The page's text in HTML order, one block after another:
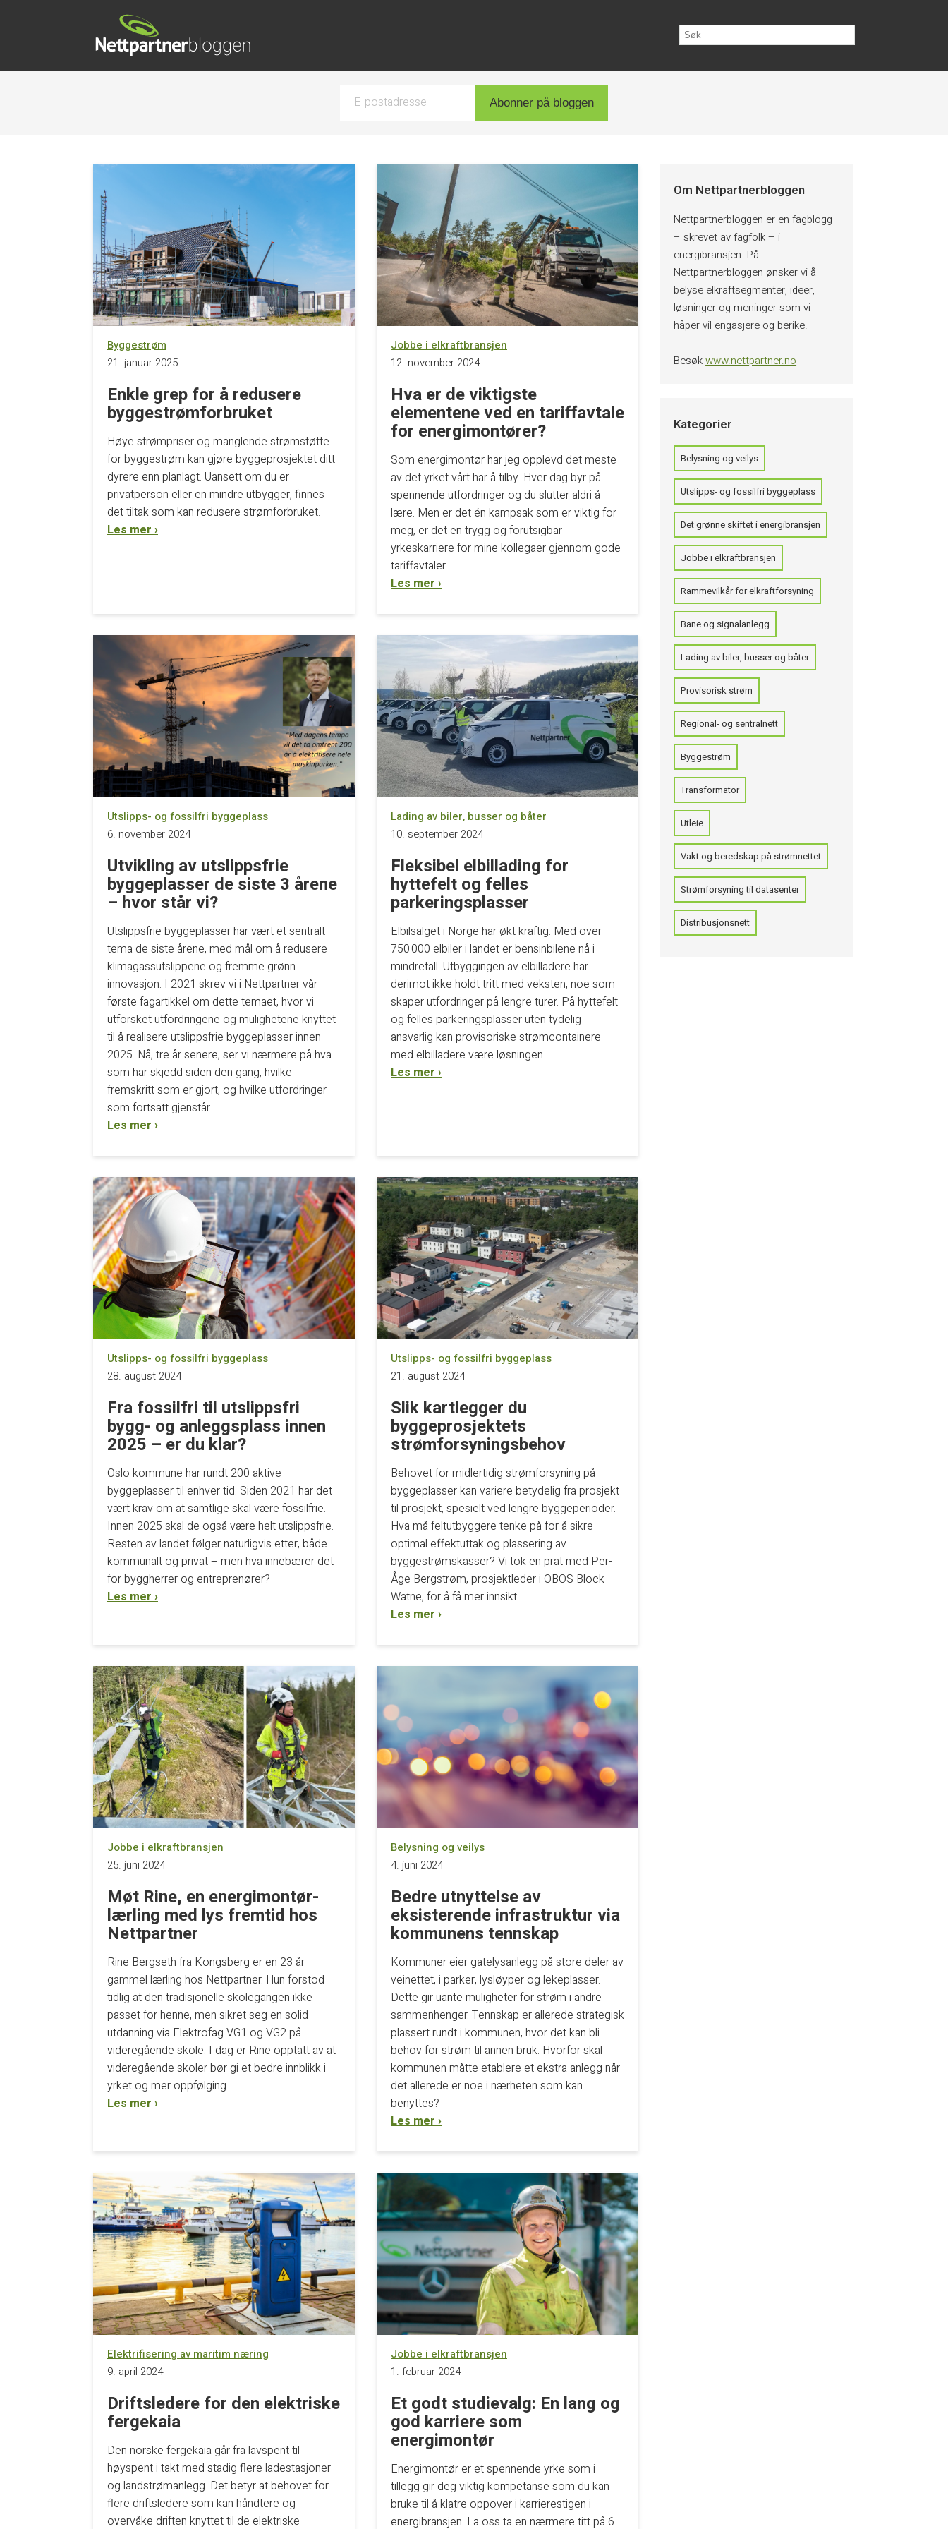
E-postadresse Abonner på bloggen
Byggestrøm
21. januar 2025
Enkle grep for å redusere
byggestrømforbruket
Høye strømpriser og manglende strømstøtte
for byggestrøm kan gjøre byggeprosjektet ditt
dyrere enn planlagt. Uansett om du er
privatperson eller en mindre utbygger, finnes
det tiltak som kan redusere strømforbruket.
Les mer ›
Jobbe i elkraftbransjen
12. november 2024
Hva er de viktigste
elementene ved en tariffavtale
for energimontører?
Som energimontør har jeg opplevd det meste
av det yrket vårt har å tilby. Hver dag byr på
spennende utfordringer og du slutter aldri å
lære. Men er det én kampsak som er viktig for
meg, er det en trygg og forutsigbar
yrkeskarriere for mine kollegaer gjennom gode
tariffavtaler.
Les mer ›
Utslipps- og fossilfri byggeplass
6. november 2024
Utvikling av utslippsfrie
byggeplasser de siste 3 årene
– hvor står vi?
Utslippsfrie byggeplasser har vært et sentralt
tema de siste årene, med mål om å redusere
klimagassutslippene og fremme grønn
innovasjon. I 2021 skrev vi i Nettpartner vår
første fagartikkel om dette temaet, hvor vi
utforsket utfordringene og mulighetene knyttet
til å realisere utslippsfrie byggeplasser innen
2025. Nå, tre år senere, ser vi nærmere på hva
som har skjedd siden den gang, hvilke
fremskritt som er gjort, og hvilke utfordringer
som fortsatt gjenstår.
Les mer ›
Lading av biler, busser og båter
10. september 2024
Fleksibel elbillading for
hyttefelt og felles
parkeringsplasser
Elbilsalget i Norge har økt kraftig. Med over
750 000 elbiler i landet er bensinbilene nå i
mindretall. Utbyggingen av elbilladere har
derimot ikke holdt tritt med veksten, noe som
skaper utfordringer på lengre turer. På hyttefelt
og felles parkeringsplasser uten tydelig
ansvarlig kan provisoriske strømcontainere
med elbilladere være løsningen.
Les mer ›
Utslipps- og fossilfri byggeplass
28. august 2024
Fra fossilfri til utslippsfri
bygg- og anleggsplass innen
2025 – er du klar?
Oslo kommune har rundt 200 aktive
byggeplasser til enhver tid. Siden 2021 har det
vært krav om at samtlige skal være fossilfrie.
Innen 2025 skal de også være helt utslippsfrie.
Resten av landet følger naturligvis etter, både
kommunalt og privat – men hva innebærer det
for byggherrer og entreprenører?
Les mer ›
Utslipps- og fossilfri byggeplass
21. august 2024
Slik kartlegger du
byggeprosjektets
strømforsyningsbehov
Behovet for midlertidig strømforsyning på
byggeplasser kan variere betydelig fra prosjekt
til prosjekt, spesielt ved lengre byggeperioder.
Hva må feltutbyggere tenke på for å sikre
optimal effektuttak og plassering av
byggestrømskasser? Vi tok en prat med Per-
Åge Bergstrøm, prosjektleder i OBOS Block
Watne, for å få mer innsikt.
Les mer ›
Jobbe i elkraftbransjen
25. juni 2024
Møt Rine, en energimontør-
lærling med lys fremtid hos
Nettpartner
Rine Bergseth fra Kongsberg er en 23 år
gammel lærling hos Nettpartner. Hun forstod
tidlig at den tradisjonelle skolegangen ikke
passet for henne, men sikret seg en solid
utdanning via Elektrofag VG1 og VG2 på
videregående skole. I dag er Rine opptatt av at
videregående skoler bør gi et bedre innblikk i
yrket og mer oppfølging.
Les mer ›
Belysning og veilys
4. juni 2024
Bedre utnyttelse av
eksisterende infrastruktur via
kommunens tennskap
Kommuner eier gatelysanlegg på store deler av
veinettet, i parker, lysløyper og lekeplasser.
Dette gir uante muligheter for strøm i andre
sammenhenger. Tennskap er allerede strategisk
plassert rundt i kommunen, hvor det kan bli
behov for strøm til annen bruk. Hvorfor skal
kommunen måtte etablere et ekstra anlegg når
det allerede er noe i nærheten som kan
benyttes?
Les mer ›
Elektrifisering av maritim næring
9. april 2024
Driftsledere for den elektriske
fergekaia
Den norske fergekaia går fra lavspent til
høyspent i takt med stadig flere ladestasjoner
og landstrømanlegg. Det betyr at behovet for
flere driftsledere som kan håndtere og
overvåke driften knyttet til de elektriske
Jobbe i elkraftbransjen
1. februar 2024
Et godt studievalg: En lang og
god karriere som
energimontør
Energimontør er et spennende yrke som i
tillegg gir deg viktig kompetanse som du kan
bruke til å klatre oppover i karrierestigen i
energibransjen. La oss ta en nærmere titt på 6
Om Nettpartnerbloggen
Nettpartnerbloggen er en fagblogg
– skrevet av fagfolk – i
energibransjen. På
Nettpartnerbloggen ønsker vi å
belyse elkraftsegmenter, ideer,
løsninger og meninger som vi
håper vil engasjere og berike.
Besøkwww.nettpartner.no
Kategorier
Belysning og veilys
Utslipps- og fossilfri byggeplass
Det grønne skiftet i energibransjen
Jobbe i elkraftbransjen
Rammevilkår for elkraftforsyning
Bane og signalanlegg
Lading av biler, busser og båter
Provisorisk strøm
Regional- og sentralnett
Byggestrøm
Transformator
Utleie
Vakt og beredskap på strømnettet
Strømforsyning til datasenter
Distribusjonsnett